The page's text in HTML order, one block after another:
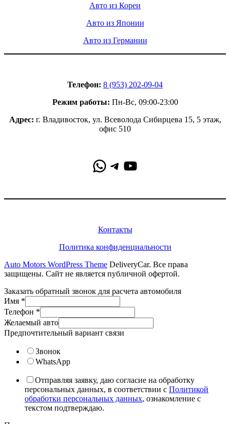
Авто из Кореи
Авто из Японии
Авто из Германии
Телефон: 8 (953) 202-09-04
Режим работы: Пн-Вс, 09:00-23:00
Адрес: г. Владивосток, ул. Всеволода Сибирцева 15, 5 этаж,
офис 510
WhatsApp
Telegram
YouTube
Контакты
Политика конфиденциальности
Auto Motors WordPress Theme DeliveryCar. Все права
защищены. Сайт не является публичной офертой.
Заказать обратный звонок для расчета автомобиля
Имя *
Телефон *
Желаемый авто
Предпочтительный вариант связи
Звонок
WhatsApp
Отправляя заявку, даю согласие на обработку
персональных данных, в соответствии с Политикой
обработки персональных данных, ознакомление с
текстом подтверждаю.